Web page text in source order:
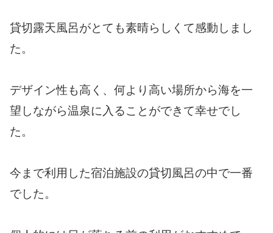
貸切露天風呂がとても素晴らしくて感動しまし
た。
デザイン性も高く、何より高い場所から海を一
望しながら温泉に入ることができて幸せでし
た。
今まで利用した宿泊施設の貸切風呂の中で一番
でした。